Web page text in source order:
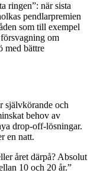
ringen”: när sista
pendlarpremien
som till exempel
om
med bättre
självkörande och
behov av
drop-off-lösningar.
en natt.
året därpå? Absolut
10 och 20 år.”